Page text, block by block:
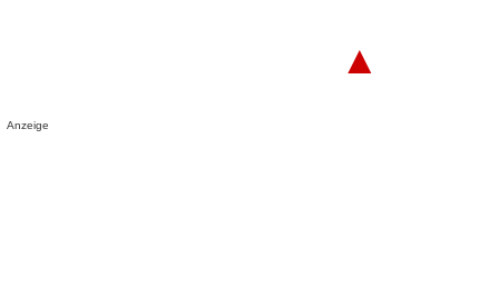
▲
Anzeige